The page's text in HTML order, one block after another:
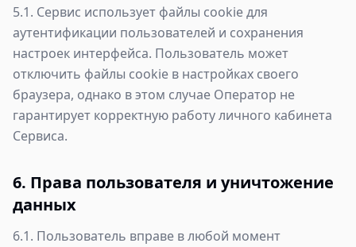
5.1. Сервис использует файлы cookie для
аутентификации пользователей и сохранения
настроек интерфейса. Пользователь может
отключить файлы cookie в настройках своего
браузера, однако в этом случае Оператор не
гарантирует корректную работу личного кабинета
Сервиса.
6. Права пользователя и уничтожение
данных
6.1. Пользователь вправе в любой момент